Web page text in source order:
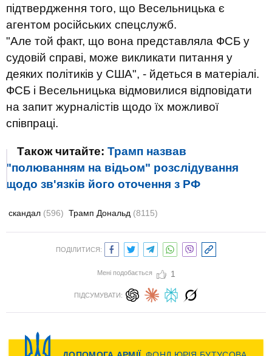
підтвердження того, що Весельницька є
агентом російських спецслужб.
"Але той факт, що вона представляла ФСБ у
судовій справі, може викликати питання у
деяких політиків у США", - йдеться в матеріалі.
ФСБ і Весельницька відмовилися відповідати
на запит журналістів щодо їх можливої
співпраці.
Також читайте: Трамп назвав
"полюванням на відьом" розслідування
щодо зв'язків його оточення з РФ
скандал (596) Трамп Дональд (8115)
ПОДІЛИТИСЯ:
Мені подобається 1
ПІДСУМУВАТИ: